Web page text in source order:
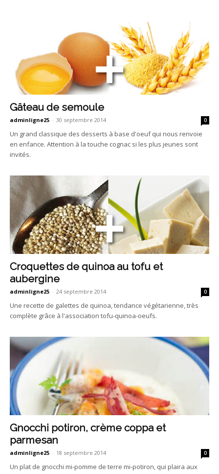
Gâteau de semoule
adminligne25 - 30 septembre 2014 0
Un grand classique des desserts à base d'oeuf qui nous renvoie
en enfance. Attention à la touche cognac si les plus jeunes sont
invités.
Croquettes de quinoa au tofu et
aubergine
adminligne25 - 24 septembre 2014 0
Une recette de galettes de quinoa, tendance végétarienne, très
complète grâce à l'association tofu-quinoa-oeufs.
Gnocchi potiron, crème coppa et
parmesan
adminligne25 - 18 septembre 2014 0
Un plat de gnocchi mi-pomme de terre mi-potiron, qui plaira aux